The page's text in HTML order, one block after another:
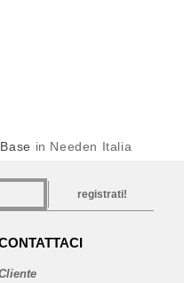
in Needen Italia
registrati!